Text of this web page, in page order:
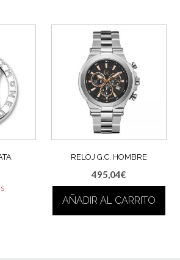
RELOJ G.C. HOMBRE
495,04€
AÑADIR AL CARRITO